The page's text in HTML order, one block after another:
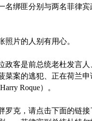
名绑匪分别与两名菲律宾
照片的人别有用心。
政客是前总统老杜发言人
菜案的逃犯、正在荷兰申
Roque）。
罗克，请点击下面的链接